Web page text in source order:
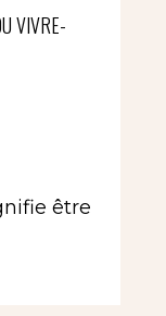
VIVRE-
être